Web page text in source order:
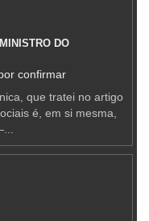
DO
confirmar
que tratei no artigo
é, em si mesma,